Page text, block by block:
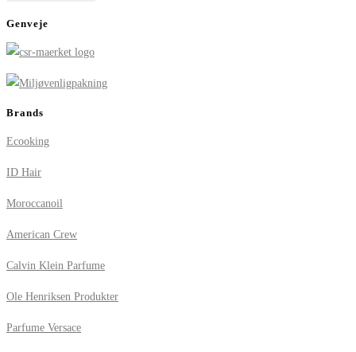
Genveje
Brands
Ecooking
ID Hair
Moroccanoil
American Crew
Calvin Klein Parfume
Ole Henriksen Produkter
Parfume Versace